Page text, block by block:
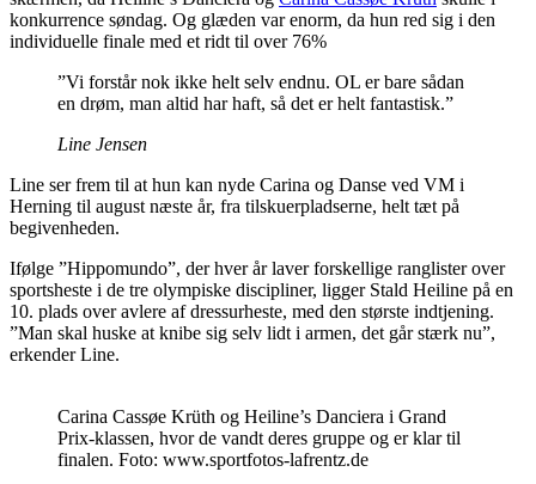
konkurrence søndag. Og glæden var enorm, da hun red sig i den
individuelle finale med et ridt til over 76%
”Vi forstår nok ikke helt selv endnu. OL er bare sådan
en drøm, man altid har haft, så det er helt fantastisk.”
Line Jensen
Line ser frem til at hun kan nyde Carina og Danse ved VM i
Herning til august næste år, fra tilskuerpladserne, helt tæt på
begivenheden.
Ifølge ”Hippomundo”, der hver år laver forskellige ranglister over
sportsheste i de tre olympiske discipliner, ligger Stald Heiline på en
10. plads over avlere af dressurheste, med den største indtjening.
”Man skal huske at knibe sig selv lidt i armen, det går stærk nu”,
erkender Line.
Carina Cassøe Krüth og Heiline’s Danciera i Grand
Prix-klassen, hvor de vandt deres gruppe og er klar til
finalen. Foto: www.sportfotos-lafrentz.de